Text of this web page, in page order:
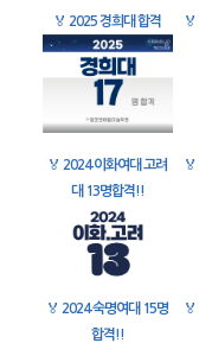
🏅 2025 경희대 합격 🏅
🏅 2024 이화여대 고려
대 13명합격!!
🏅
🏅 2024 숙명여대 15명
합격!!
🏅